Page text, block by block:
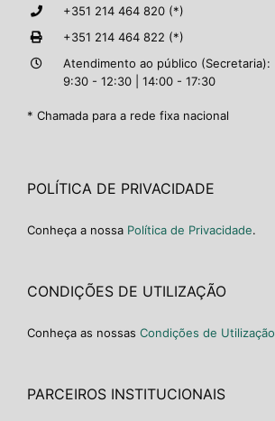
+351 214 464 820 (*)
+351 214 464 822 (*)
Atendimento ao público (Secretaria):
9:30 - 12:30 | 14:00 - 17:30
* Chamada para a rede fixa nacional
POLÍTICA DE PRIVACIDADE
Conheça a nossa Política de Privacidade.
CONDIÇÕES DE UTILIZAÇÃO
Conheça as nossas Condições de Utilização
PARCEIROS INSTITUCIONAIS